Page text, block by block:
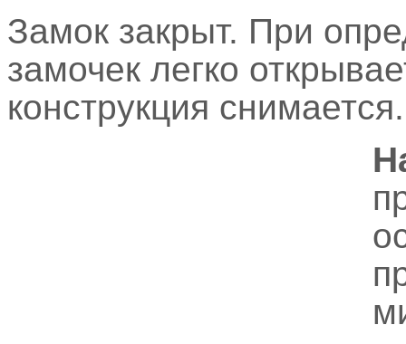
Замок закрыт. При
замочек легко
конструкция снимается.